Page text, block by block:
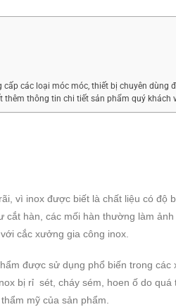
cấp các loại móc móc, thiết bị chuyên dùng
thêm thông tin chi tiết sản phẩm quý khách
vì inox được biết là chất liệu có độ
cắt hàn, các mối hàn thường làm
cắc xưởng gia công inox.
được sử dụng phổ biến trong
bị rỉ sét, cháy sém, hoen ố do
mỹ của sản phẩm.